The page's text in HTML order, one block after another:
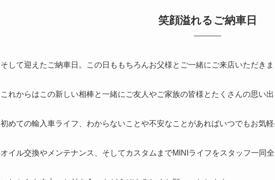
笑顔溢れるご納車日
そして迎えたご納車日。この日ももちろんお父様とご一緒にご来店いただきま
これからはこの新しい相棒と一緒にご友人やご家族の皆様とたくさんの思い出
初めての輸入車ライフ、わからないことや不安なことがあればいつでもお気軽
オイル交換やメンテナンス、そしてカスタムまでMINIライフをスタッフ一同